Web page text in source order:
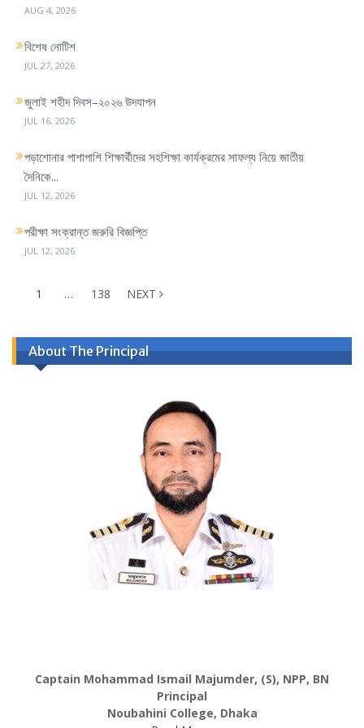
t
o
n
AUG 4, 2026
বিশেষ নোটিশ
JUL 27, 2026
জুলাই শহীদ দিবস–২০২৬ উদযাপন
JUL 16, 2026
পড়াশোনার পাশাপাশি শিক্ষার্থীদের সহশিক্ষা কার্যক্রমের সাফল্য নিয়ে জাতীয়
দৈনিকে...
JUL 12, 2026
পরীক্ষা সংক্রান্ত জরুরি বিজ্ঞপ্তি
JUL 12, 2026
1 … 138 NEXT
About The Principal
Captain Mohammad Ismail Majumder, (S), NPP, BN
Principal
Noubahini College, Dhaka